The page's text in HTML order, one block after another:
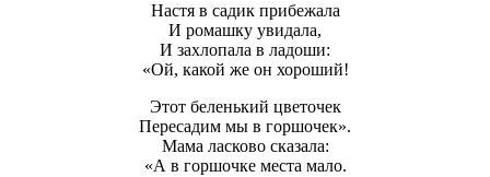
Настя в садик прибежала
И ромашку увидала,
И захлопала в ладоши:
«Ой, какой же он хороший!
Этот беленький цветочек
Пересадим мы в горшочек».
Мама ласково сказала:
«А в горшочке места мало.